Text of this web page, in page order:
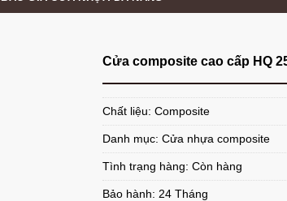
Cửa composite cao cấp HQ
Chất liệu: Composite
Danh mục: Cửa nhựa composite
Tình trạng hàng: Còn hàng
Bảo hành: 24 Tháng